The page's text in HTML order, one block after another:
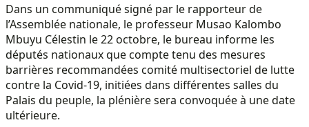
Dans un communiqué signé par le rapporteur de
l’Assemblée nationale, le professeur Musao Kalombo
Mbuyu Célestin le 22 octobre, le bureau informe les
députés nationaux que compte tenu des mesures
barrières recommandées comité multisectoriel de lutte
contre la Covid-19, initiées dans différentes salles du
Palais du peuple, la plénière sera convoquée à une date
ultérieure.